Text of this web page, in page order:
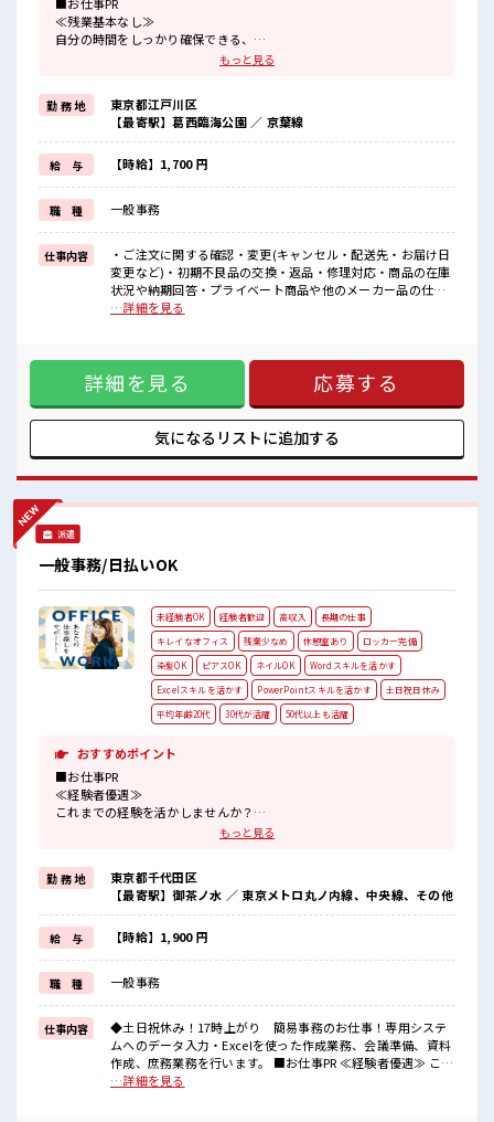
≪残業基本なし≫
自分の時間をしっかり確保できる、
≪ヘアカラーOKで自由な雰囲気の職場≫
明るすぎたり奇抜でなければ基本的に自由！
(規定有)≪未経験の方も大カンゲイ≫
新しいことにチャレンジするのは不安だけど、
しっかり働く環境が整っています！
イチからスキルUP・ステップUP目指していきましょう！
≪様々なお仕事をご提案≫
一人で悩まず気軽に相談できる、
派遣のお仕事です！
■職場の雰囲気
髪型・髪色自由♪
派手過ぎなければOKだから、
仕事の合間の息抜きは休憩室で♪
もっと見る
勤 務 地
東京都江戸川区
【最寄駅】葛西臨海公園 ／ 京葉線
給 与 【時給】1,700 円
職 種 一般事務
仕事内容
・ご注文に関する確認・変更(キャンセル・配送先・お届け日
変更など)・初期不良品の交換・返品・修理対応・商品の在庫
状況や納期回答・プライベート商品や他のメーカー品の仕様
や寸法に関する問合せメール対応がメインになります8～9割
ンとオフをきっちり切り替えたい方にオススメ！ ≪ヘアカラ
ーOKで自由な雰囲気の職場≫ 明るすぎたり奇抜でなければ基
本的に自由！ (規定有)≪未経験の方も大カンゲイ≫ 新しいこ
とにチャレンジするのは不安だけど、 しっかり働く環境が整
っています！ イチからスキルUP・ステップUP目指していき
ましょう！ ≪様々なお仕事をご提案≫ 一人で悩まず気軽に相
由♪ 派手過ぎなければOKだから、 モチベーションもUP！ 活
気あふれる20代活躍中の職場です☆ 仕事の合間の息抜きは休
…詳細を見る
詳細を見る 応募する
気になるリストに追加する
派遣
一般事務/日払いOK
未経験者OK 経験者歓迎 高収入
長期の仕事
キレイなオフィス
残業少なめ 休憩室あり
ロッカー完備
染髪OK
ピアスOK ネイルOK
Wordスキルを活かす
Excelスキルを活かす
PowerPointスキルを活かす
土日祝日休み
平均年齢20代
30代が活躍 50代以上も活躍
おすすめポイント
■お仕事PR
≪経験者優遇≫
これまでの経験を活かしませんか？
≪プライベートが充実する≫
場合によってはお願いすることもありますが、
残業はほとんどナシ！
≪週休2日制≫
週末は家族や友人と一緒にプライベート満喫！
≪ヘアカラーOKで自由な雰囲気の職場≫
明るすぎたり奇抜でなければ基本的に自由！
(規定有)≪収入アップを目指せる≫
高時給だらけの派遣のお仕事です！
■職場の雰囲気
明るすぎたり奇抜過ぎなければヘアカラーOK！
活気あふれる20代活躍中の職場です☆
もっと見る
勤 務 地
東京都千代田区
【最寄駅】御茶ノ水 ／ 東京メトロ丸ノ内線、中央線、その他
給 与 【時給】1,900 円
職 種 一般事務
仕事内容
◆土日祝休み！17時上がり 簡易事務のお仕事！専用システ
ムへのデータ入力・Excelを使った作成業務、会議準備、資料
作成、庶務業務を行います。 ■お仕事PR ≪経験者優遇≫ これ
までの経験を活かしませんか？ ブランクがあっても大丈夫♪
…詳細を見る